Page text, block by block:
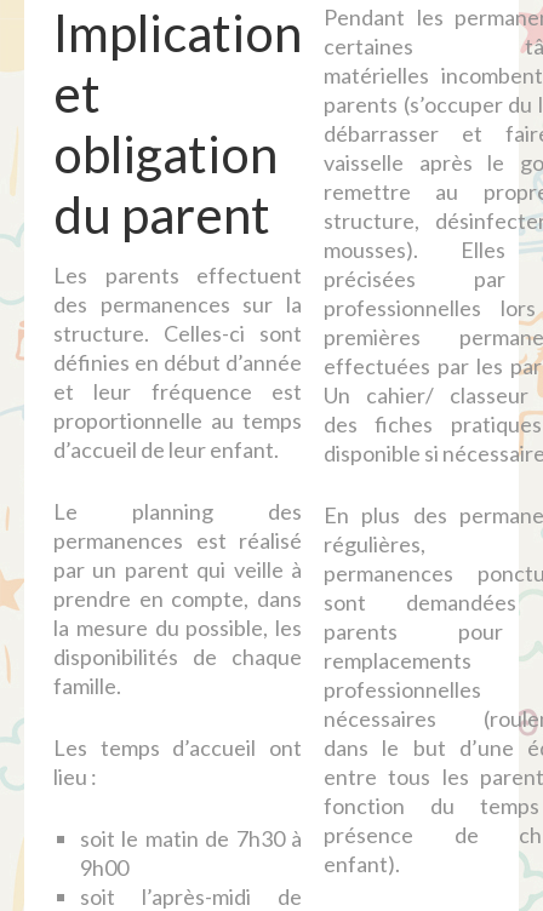
Implication
et
obligation
du parent
Les parents effectuent
des permanences sur la
structure. Celles-ci sont
définies en début d’année
et leur fréquence est
proportionnelle au temps
d’accueil de leur enfant.
Le planning des
permanences est réalisé
par un parent qui veille à
prendre en compte, dans
la mesure du possible, les
disponibilités de chaque
famille.
Les temps d’accueil ont
lieu :
soit le matin de 7h30 à
9h00
soit l’après-midi de
Pendant les
certaines
matérielles
parents (s’occuper du
débarrasser et
vaisselle après le
remettre au
structure,
mousses). Elles
précisées par
professionnelles
premières
effectuées par les
Un cahier/ classeur
des fiches
disponible si
En plus des
régulières,
permanences
sont demandées
parents pour
remplacements
nécessaires
dans le but d’une
entre tous les
fonction du
présence de
enfant).